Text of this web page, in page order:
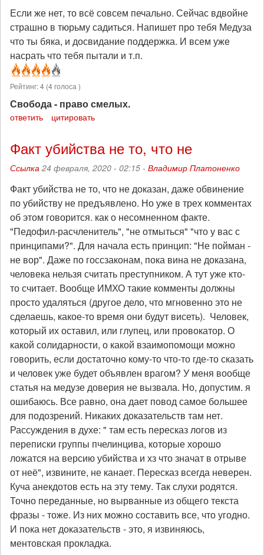
Если же нет, то всё совсем печально. Сейчас вдвойне
страшно в тюрьму садиться. Напишет про тебя Медуза
что ты бяка, и досвидание поддержка. И всем уже
насрать что тебя пытали и т.п.
Рейтинг:4 (4голоса )
Свобода - право смелых.
ответить цитировать
Факт убийства не то, что не
Ссылка 24 февраля, 2020 - 02:15 - Владимир Платоненко
Факт убийства не то, что не доказан, даже обвинение
по убийству не предъявлено. Но уже в трех комментах
об этом говорится. как о несомненном факте.
"Педофил-расчленитель", "не отмыться" "что у вас с
принципами?". Для начала есть принцип: "Не пойман -
не вор". Даже по госсзаконам, пока вина не доказана,
человека нельзя считать преступником. А тут уже кто-
то считает. Вообще ИМХО такие комменты должны
просто удаляться (другое дело, что мгновенно это не
сделаешь, какое-то время они будут висеть). Человек,
который их оставил, или глупец, или провокатор. О
какой солидарности, о какой взаимопомощи можно
говорить, если достаточно кому-то что-то где-то сказать
и человек уже будет объявлен врагом? У меня вообще
статья на медузе доверия не вызвала. Но, допустим. я
ошибаюсь. Все равно, она дает повод самое большее
для подозрений. Никаких доказательств там нет.
Рассуждения в духе: " там есть пересказ логов из
переписки группы пчелинцива, которые хорошо
ложатся на версию убийства и хз что значат в отрыве
от неё", извините, не канает. Пересказ всегда неверен.
Куча анекдотов есть на эту тему. Так слухи родятся.
Точно переданные, но вырванные из общего текста
фразы - тоже. Из них можно составить все, что угодно.
И пока нет доказательств - это, я извиняюсь,
ментовская прокладка.